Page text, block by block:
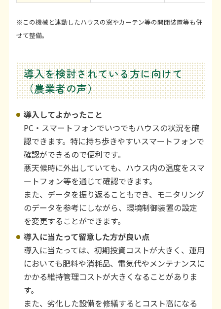
※この機械と連動したハウスの窓やカーテン等の開閉装置等も併
せて整備。
導入を検討されている方に向けて
（農業者の声）
導入してよかったこと
PC・スマートフォンでいつでもハウスの状況を確
認できます。特に持ち歩きやすいスマートフォンで
確認ができるので便利です。
悪天候時に外出していても、ハウス内の温度をスマ
ートフォン等を通じて確認できます。
また、データを振り返ることもでき、モニタリング
のデータを参考にしながら、環境制御装置の設定
を変更することができます。
導入に当たって留意した方が良い点
導入に当たっては、初期投資コストが大きく、運用
においても肥料や消耗品、電気代やメンテナンスに
かかる維持管理コストが大きくなることがありま
す。
また、劣化した設備を修繕するとコスト高になる